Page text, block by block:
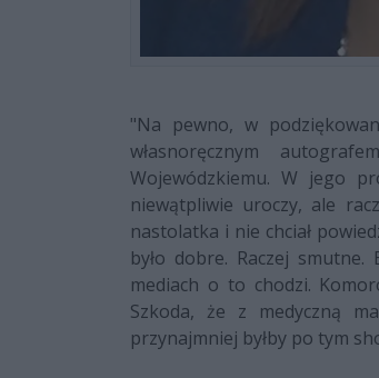
"Na pewno, w
własnoręcznym
Wojewódzkiemu. W jego
niewątpliwie uroczy, ale
nastolatka i nie chciał
było dobre. Raczej
mediach o to chodzi.
Szkoda, że z medyczną
przynajmniej byłby po tym